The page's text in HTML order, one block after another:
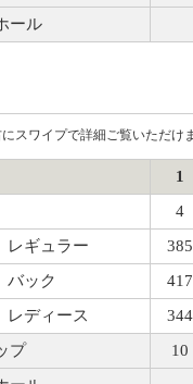
ール
スワイプで詳細ご覧いただけ
1
4
レギュラー 385
バック 417
レディース 344
プ
10